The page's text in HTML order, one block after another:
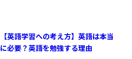
【英語学習への考え方】英語は本当
に必要？英語を勉強する理由